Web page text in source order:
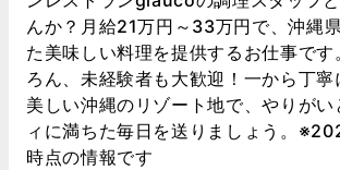
んか？月給21万円～33万円で、沖縄
た美味しい料理を提供するお仕事です
ろん、未経験者も大歓迎！一から丁寧
美しい沖縄のリゾート地で、やりが
ィに満ちた毎日を送りましょう。
時点の情報です